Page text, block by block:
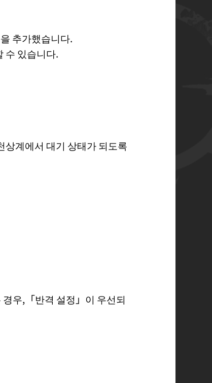
추가했습니다.
수 있습니다.
상계에서 대기 상태가 되도록
우,「반격 설정」이 우선되